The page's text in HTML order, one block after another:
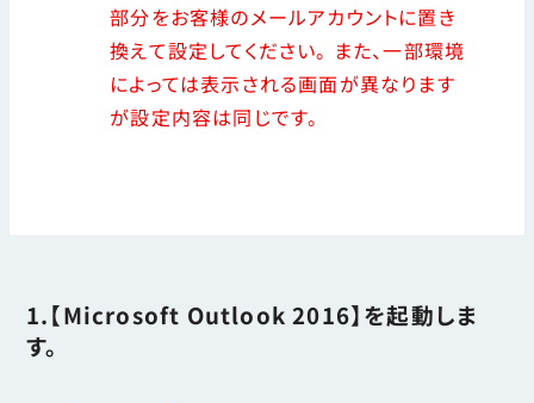
部分をお客様のメールアカウントに置き
換えて設定してください。 また、一部環境
によっては表示される画面が異なります
が設定内容は同じです。
1.【Microsoft Outlook 2016】を起動しま
す。